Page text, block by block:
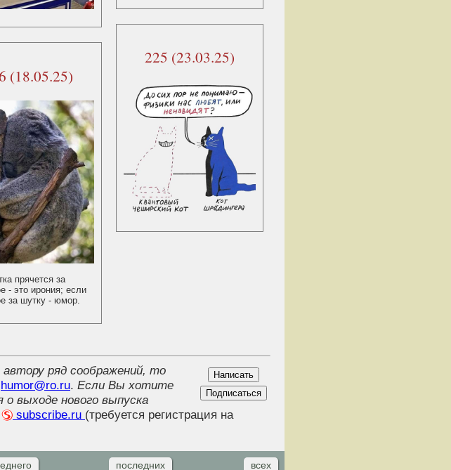
(18.05.25)
прячется за
- это ирония; если
за шутку - юмор.
225 (23.03.25)
ряд соображений, то
humor@ro.ru. Если Вы хотите
о выходе нового выпуска
subscribe.ru (требуется регистрация на
последних всех